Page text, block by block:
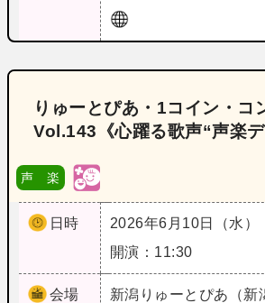
りゅーとぴあ・1コイン・コ
Vol.143《心躍る歌声“声楽デ
声 楽
日時
2026年6月10日（水）
開演：11:30
会場 新潟 りゅーとぴあ（新